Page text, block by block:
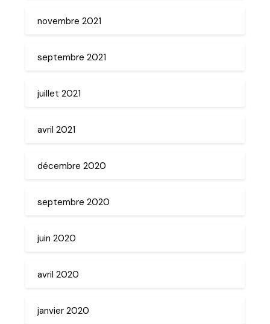
novembre 2021
septembre 2021
juillet 2021
avril 2021
décembre 2020
septembre 2020
juin 2020
avril 2020
janvier 2020